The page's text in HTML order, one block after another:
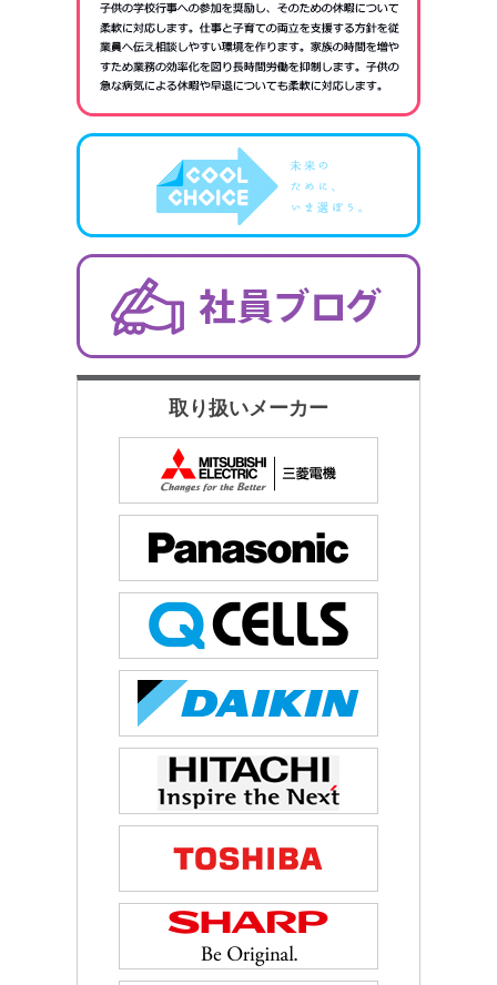
取り扱いメーカー